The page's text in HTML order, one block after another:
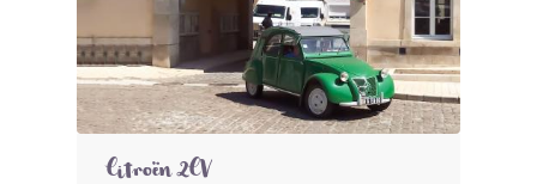
Citroën 2CV